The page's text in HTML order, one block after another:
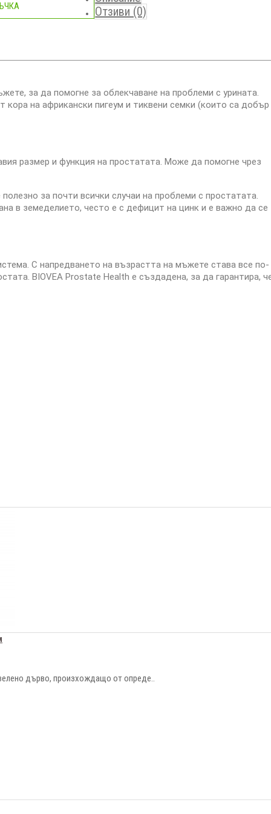
Отзиви (0)
за да помогне за облекчаване на проблеми с урината.
на африкански пигеум и тиквени семки (които са добър
размер и функция на простатата. Може да помогне чрез
за почти всички случаи на проблеми с простатата.
в земеделието, често е с дефицит на цинк и е важно да се
С напредването на възрастта на мъжете става все по-
BIOVEA Prostate Health е създадена, за да гарантира,
дърво, произхождащо от опреде..